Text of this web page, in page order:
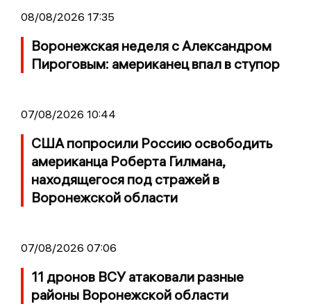
08/08/2026 17:35
Воронежская неделя с Александром
Пироговым: американец впал в ступор
07/08/2026 10:44
США попросили Россию освободить
американца Роберта Гилмана,
находящегося под стражей в
Воронежской области
07/08/2026 07:06
11 дронов ВСУ атаковали разные
районы Воронежской области